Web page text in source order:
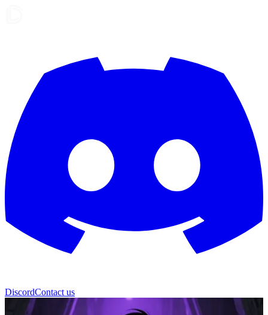
DiscordContact us